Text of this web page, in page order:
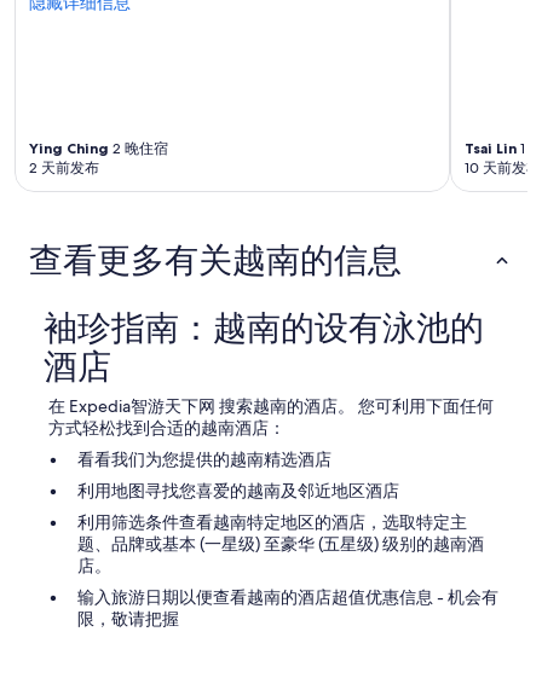
有
需
遵
守
款。
Ying Ching 2 晚住宿
2 天前发布
Tsai Lin 1
10 天前发布
查看更多有关越南的信息
袖珍指南：越南的设有泳池的
酒店
在 Expedia智游天下网 搜索越南的酒店。 您可利用下面任何
方式轻松找到合适的越南酒店：
看看我们为您提供的越南精选酒店
利用地图寻找您喜爱的越南及邻近地区酒店
利用筛选条件查看越南特定地区的酒店，选取特定主
题、品牌或基本 (一星级) 至豪华 (五星级) 级别的越南酒
店。
输入旅游日期以便查看越南的酒店超值优惠信息 - 机会有
限，敬请把握